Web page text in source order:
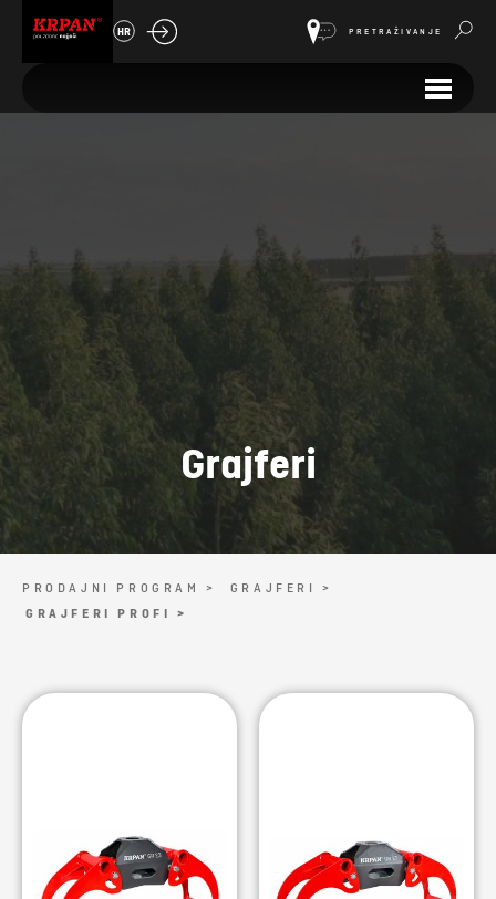
HR PRETRAŽIVANJE
Grajferi
PRODAJNI PROGRAM >
GRAJFERI >
GRAJFERI PROFI >